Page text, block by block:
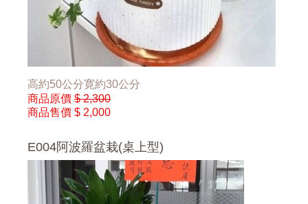
高約50公分寛約30公分
商品原價 $ 2,300
商品售價 $ 2,000
E004阿波羅盆栽(桌上型)